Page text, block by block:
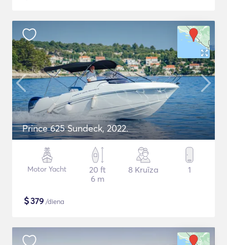
Prince 625 Sundeck, 2022.
Motor Yacht
20 ft
6 m
8 Kruīza 1
$379 /diena